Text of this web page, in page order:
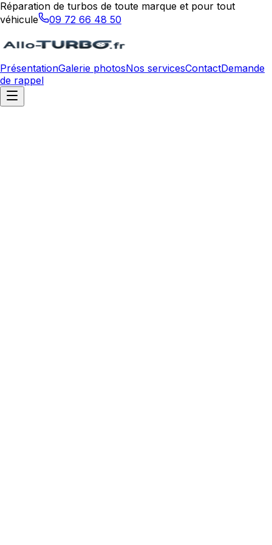
Réparation de turbos de toute marque et pour tout
véhicule
09 72 66 48 50
PrésentationGalerie photosNos servicesContactDemande
de rappel